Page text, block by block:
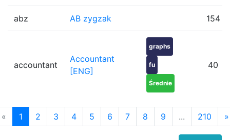
abz AB zygzak 154
accountant
Accountant
[ENG]
graphs
fu
Średnie
40
« 1 2 3 4 5 6 7 8 9 ... 210 »